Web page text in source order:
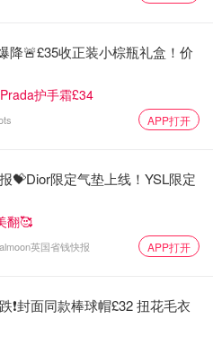
，版权属于原作者
降🚨£35收正装小棕瓶礼盒！价
护手霜£34
APP打开
💝Dior限定气垫上线！YSL限定
翻🥰
英国省钱快报 APP打开
❗️封面同款棒球帽£32 扭花毛衣